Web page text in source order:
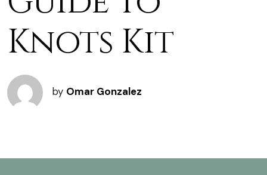
Knots Kit
by Omar Gonzalez